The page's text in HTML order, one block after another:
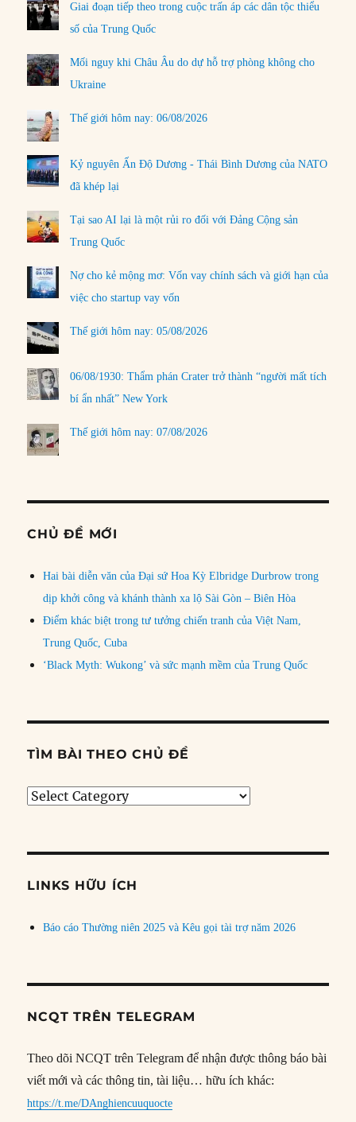
Giai đoạn tiếp theo trong cuộc trấn áp các dân tộc thiểu
số của Trung Quốc
Mối nguy khi Châu Âu do dự hỗ trợ phòng không cho
Ukraine
Thế giới hôm nay: 06/08/2026
Kỷ nguyên Ấn Độ Dương - Thái Bình Dương của NATO
đã khép lại
Tại sao AI lại là một rủi ro đối với Đảng Cộng sản
Trung Quốc
Nợ cho kẻ mộng mơ: Vốn vay chính sách và giới hạn của
việc cho startup vay vốn
Thế giới hôm nay: 05/08/2026
06/08/1930: Thẩm phán Crater trở thành “người mất tích
bí ẩn nhất” New York
Thế giới hôm nay: 07/08/2026
CHỦ ĐỀ MỚI
Hai bài diễn văn của Đại sứ Hoa Kỳ Elbridge Durbrow trong
dịp khởi công và khánh thành xa lộ Sài Gòn – Biên Hòa
Điểm khác biệt trong tư tưởng chiến tranh của Việt Nam,
Trung Quốc, Cuba
‘Black Myth: Wukong’ và sức mạnh mềm của Trung Quốc
TÌM BÀI THEO CHỦ ĐỀ
Tìm
đề
LINKS HỮU ÍCH
Báo cáo Thường niên 2025 và Kêu gọi tài trợ năm 2026
NCQT TRÊN TELEGRAM
Theo dõi NCQT trên Telegram để nhận được thông báo bài
viết mới và các thông tin, tài liệu… hữu ích khác:
https://t.me/DAnghiencuuquocte